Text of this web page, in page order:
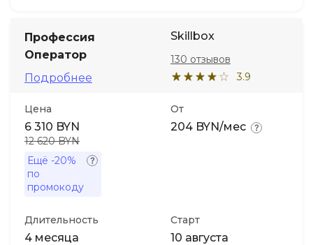
Профессия
Оператор
Подробнее
Skillbox
3.9
130 отзывов
Цена
6 310 BYN
12 620 BYN
Ещё -20%
по
промокоду
От
204 BYN/мес
Длительность
4 месяца
Старт
10 августа